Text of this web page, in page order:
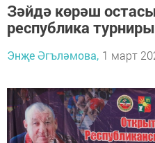
Зәйдә көрәш
республика
Энҗе Әгъләмова, 1 март